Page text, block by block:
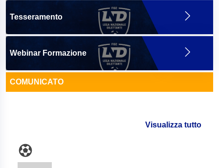
Tesseramento
Webinar Formazione
COMUNICATO
Visualizza tutto